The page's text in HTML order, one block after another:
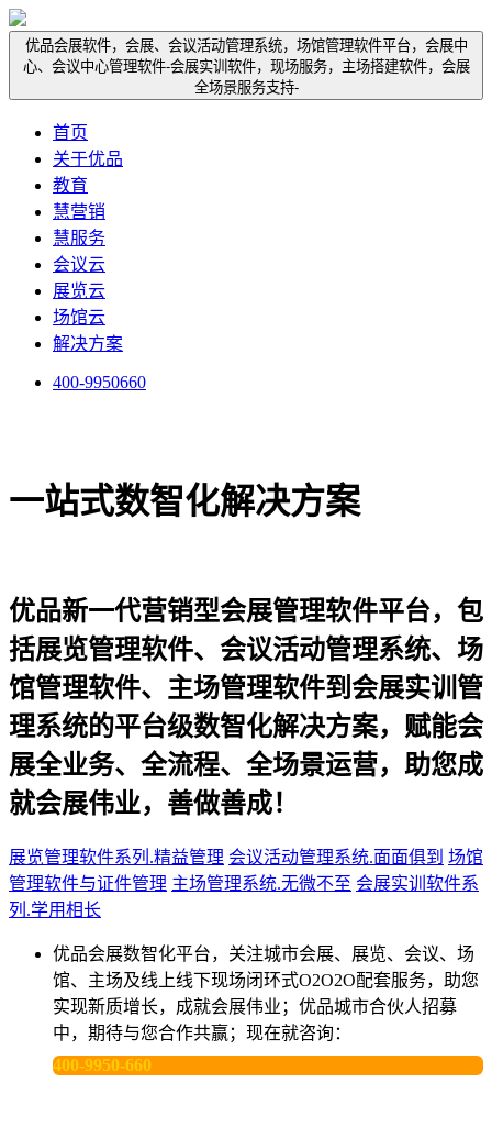
优品会展软件，会展、会议活动管理系统，场馆管理软件平台，会展中
心、会议中心管理软件-会展实训软件，现场服务，主场搭建软件，会展
全场景服务支持-
首页
关于优品
教育
慧营销
慧服务
会议云
展览云
场馆云
解决方案
400-9950660
一站式数智化解决方案
优品新一代营销型会展管理软件平台，包
括展览管理软件、会议活动管理系统、场
馆管理软件、主场管理软件到会展实训管
理系统的平台级数智化解决方案，赋能会
展全业务、全流程、全场景运营，助您成
就会展伟业，善做善成！
展览管理软件系列.精益管理 会议活动管理系统.面面俱到 场馆
管理软件与证件管理 主场管理系统.无微不至 会展实训软件系
列.学用相长
优品会展数智化平台，关注城市会展、展览、会议、场
馆、主场及线上线下现场闭环式O2O2O配套服务，助您
实现新质增长，成就会展伟业；优品城市合伙人招募
中，期待与您合作共赢；现在就咨询：
400-9950-660